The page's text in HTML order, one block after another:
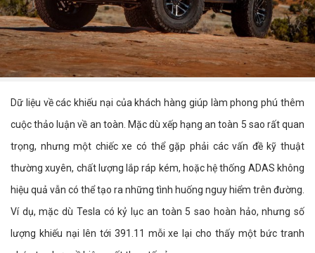
Dữ liệu về các khiếu nại của khách hàng giúp làm phong phú thêm
cuộc thảo luận về an toàn. Mặc dù xếp hạng an toàn 5 sao rất quan
trọng, nhưng một chiếc xe có thể gặp phải các vấn đề kỹ thuật
thường xuyên, chất lượng lắp ráp kém, hoặc hệ thống ADAS không
hiệu quả vẫn có thể tạo ra những tình huống nguy hiểm trên đường.
Ví dụ, mặc dù Tesla có kỷ lục an toàn 5 sao hoàn hảo, nhưng số
lượng khiếu nại lên tới 391.11 mỗi xe lại cho thấy một bức tranh